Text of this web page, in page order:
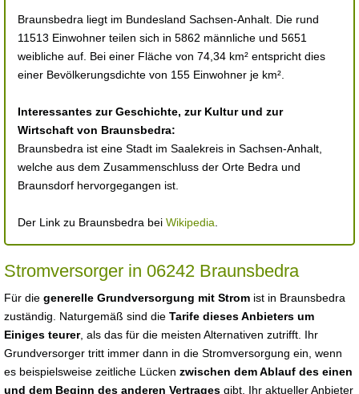
Braunsbedra liegt im Bundesland Sachsen-Anhalt. Die rund
11513 Einwohner teilen sich in 5862 männliche und 5651
weibliche auf. Bei einer Fläche von 74,34 km² entspricht dies
einer Bevölkerungsdichte von 155 Einwohner je km².
Interessantes zur Geschichte, zur Kultur und zur
Wirtschaft von Braunsbedra:
Braunsbedra ist eine Stadt im Saalekreis in Sachsen-Anhalt,
welche aus dem Zusammenschluss der Orte Bedra und
Braunsdorf hervorgegangen ist.
Der Link zu Braunsbedra bei Wikipedia
Stromversorger in 06242 Braunsbedra
Für die generelle Grundversorgung mit Strom ist in Braunsbedra
zuständig. Naturgemäß sind die Tarife dieses Anbieters um
Einiges teurer, als das für die meisten Alternativen zutrifft. Ihr
Grundversorger tritt immer dann in die Stromversorgung ein, wenn
es beispielsweise zeitliche Lücken zwischen dem Ablauf des einen
und dem Beginn des anderen Vertrages gibt, Ihr aktueller Anbieter